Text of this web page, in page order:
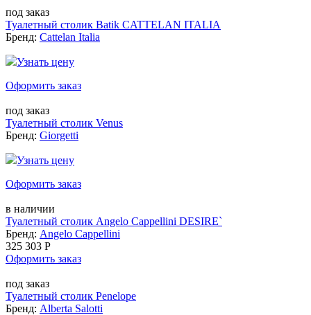
под заказ
Туалетный столик Batik CATTELAN ITALIA
Бренд: Cattelan Italia
Узнать цену
Оформить заказ
под заказ
Туалетный столик Venus
Бренд: Giorgetti
Узнать цену
Оформить заказ
в наличии
Туалетный столик Angelo Cappellini DESIRE`
Бренд: Angelo Cappellini
325 303 Р
Оформить заказ
под заказ
Туалетный столик Penelope
Бренд: Alberta Salotti